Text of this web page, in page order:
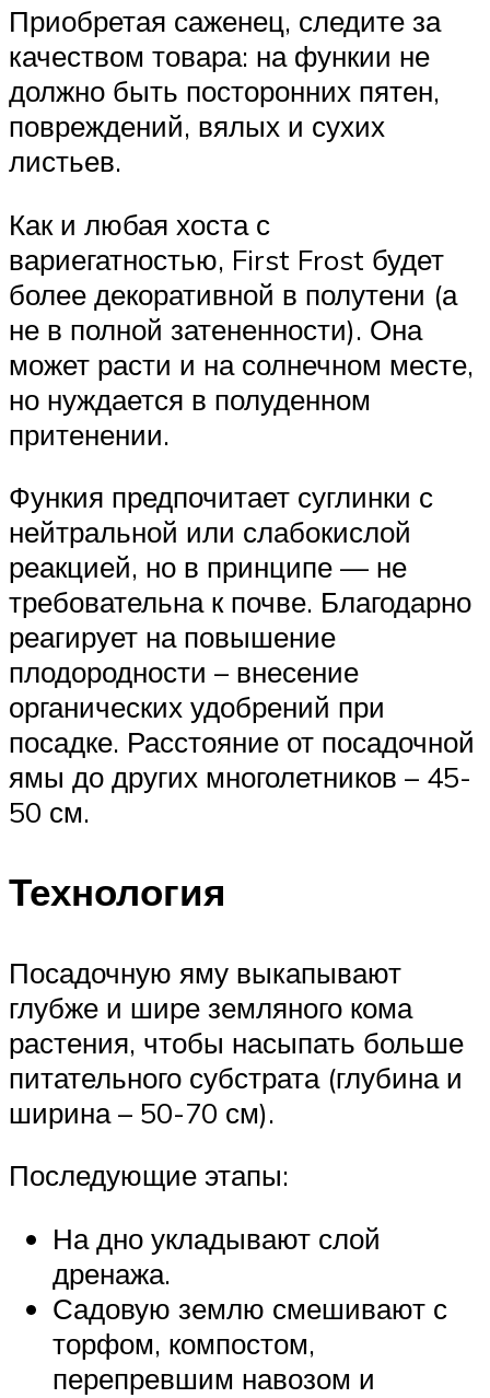
Приобретая саженец, следите за
качеством товара: на функии не
должно быть посторонних пятен,
повреждений, вялых и сухих
листьев.
Как и любая хоста с
вариегатностью, First Frost будет
более декоративной в полутени (а
не в полной затененности). Она
может расти и на солнечном месте,
но нуждается в полуденном
притенении.
Функия предпочитает суглинки с
нейтральной или слабокислой
реакцией, но в принципе — не
требовательна к почве. Благодарно
реагирует на повышение
плодородности – внесение
органических удобрений при
посадке. Расстояние от посадочной
ямы до других многолетников – 45-
50 см.
Технология
Посадочную яму выкапывают
глубже и шире земляного кома
растения, чтобы насыпать больше
питательного субстрата (глубина и
ширина – 50-70 см).
Последующие этапы:
На дно укладывают слой
дренажа.
Садовую землю смешивают с
торфом, компостом,
перепревшим навозом и